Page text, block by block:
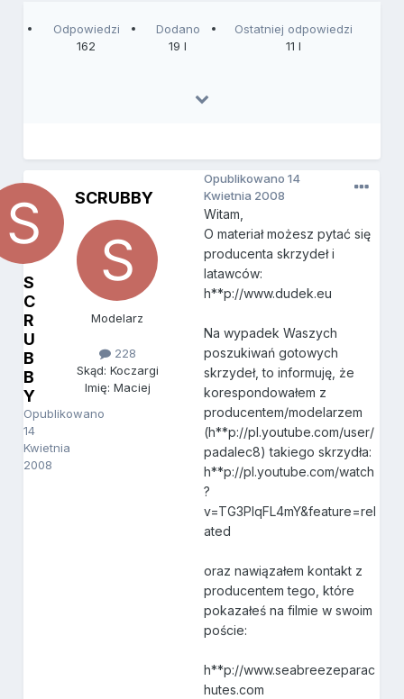
Odpowiedzi
162
Dodano
19 l
Ostatniej odpowiedzi
11 l
S
C
R
U
B
B
Y
Opublikowano
14
Kwietnia
2008
SCRUBBY
Modelarz
228
Skąd: Koczargi
Imię: Maciej
Opublikowano14
Kwietnia 2008
Witam,
O materiał możesz pytać się
producenta skrzydeł i
latawców:
h**p://www.dudek.eu
Na wypadek Waszych
poszukiwań gotowych
skrzydeł, to informuję, że
korespondowałem z
producentem/modelarzem
(h**p://pl.youtube.com/user/
padalec8) takiego skrzydła:
h**p://pl.youtube.com/watch
?
v=TG3PIqFL4mY&feature=rel
ated
oraz nawiązałem kontakt z
producentem tego, które
pokazałeś na filmie w swoim
poście:
h**p://www.seabreezeparac
hutes.com